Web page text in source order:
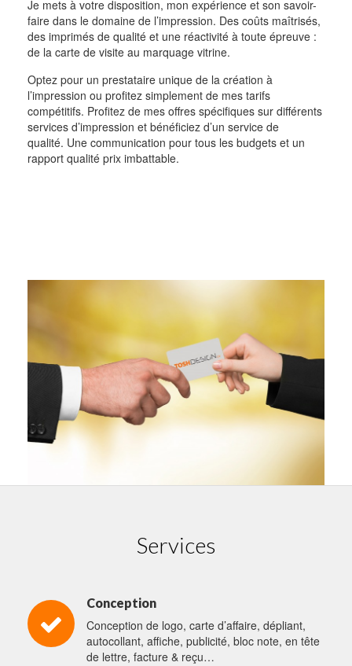
Je mets à votre disposition, mon expérience et son savoir-
faire dans le domaine de l’impression. Des coûts maîtrisés,
des imprimés de qualité et une réactivité à toute épreuve :
de la carte de visite au marquage vitrine.
Optez pour un prestataire unique de la création à
l’impression ou profitez simplement de mes tarifs
compétitifs. Profitez de mes offres spécifiques sur différents
services d’impression et bénéficiez d’un service de
qualité. Une communication pour tous les budgets et un
rapport qualité prix imbattable.
Services
Conception
Conception de logo, carte d’affaire, dépliant,
autocollant, affiche, publicité, bloc note, en tête
de lettre, facture & reçu…